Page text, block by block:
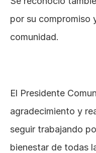
por su compromiso
comunidad.
El Presidente
agradecimiento y
seguir trabajando
bienestar de todas